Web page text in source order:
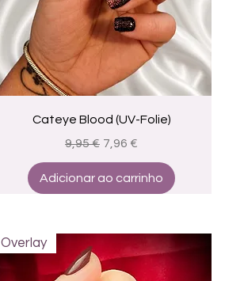
Visualização rápida
Cateye Blood (UV-Folie)
Preço normal
9,95 € Preço promocional
7,96 €
Adicionar ao carrinho
Overlay